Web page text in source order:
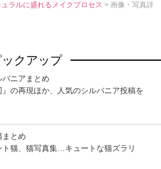
ラルに盛れるメイクプロセス> 画像・写真詳
ックアップ
ニアまとめ
』の再現ほか、人気のシルバニア投稿を
まとめ
ト猫、猫写真集…キュートな猫ズラリ